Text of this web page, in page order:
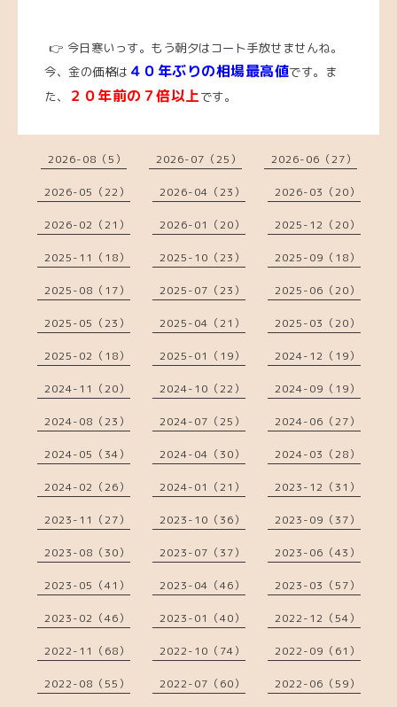
👉 今日寒いっす。もう朝夕はコート手放せませんね。
今、 金の価格は ４０年ぶりの相場最高値です。ま
た、
２０年前の７倍以上です。
2026-08（5） 2026-07（25） 2026-06（27）
2026-05（22） 2026-04（23） 2026-03（20）
2026-02（21） 2026-01（20） 2025-12（20）
2025-11（18） 2025-10（23） 2025-09（18）
2025-08（17） 2025-07（23） 2025-06（20）
2025-05（23） 2025-04（21） 2025-03（20）
2025-02（18） 2025-01（19） 2024-12（19）
2024-11（20） 2024-10（22） 2024-09（19）
2024-08（23） 2024-07（25） 2024-06（27）
2024-05（34） 2024-04（30） 2024-03（28）
2024-02（26） 2024-01（21） 2023-12（31）
2023-11（27） 2023-10（36） 2023-09（37）
2023-08（30） 2023-07（37） 2023-06（43）
2023-05（41） 2023-04（46） 2023-03（57）
2023-02（46） 2023-01（40） 2022-12（54）
2022-11（68） 2022-10（74） 2022-09（61）
2022-08（55） 2022-07（60） 2022-06（59）